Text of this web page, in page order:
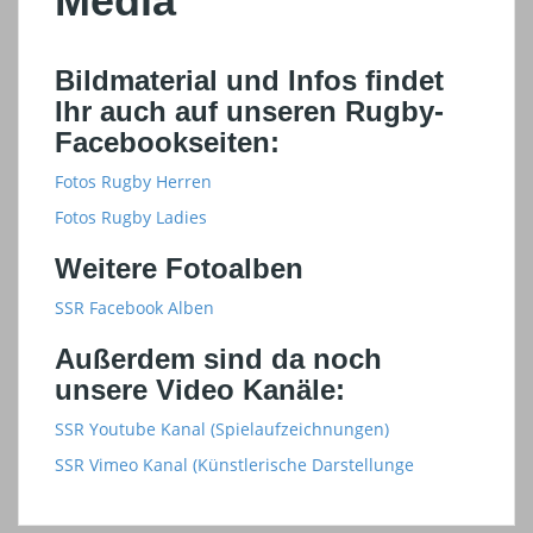
Bildmaterial und Infos findet
Ihr auch auf unseren Rugby-
Facebookseiten:
Fotos Rugby Herren
Fotos Rugby Ladies
Weitere Fotoalben
SSR Facebook Alben
Außerdem sind da noch
unsere Video Kanäle:
SSR Youtube Kanal (Spielaufzeichnungen)
SSR Vimeo Kanal (Künstlerische Darstellunge